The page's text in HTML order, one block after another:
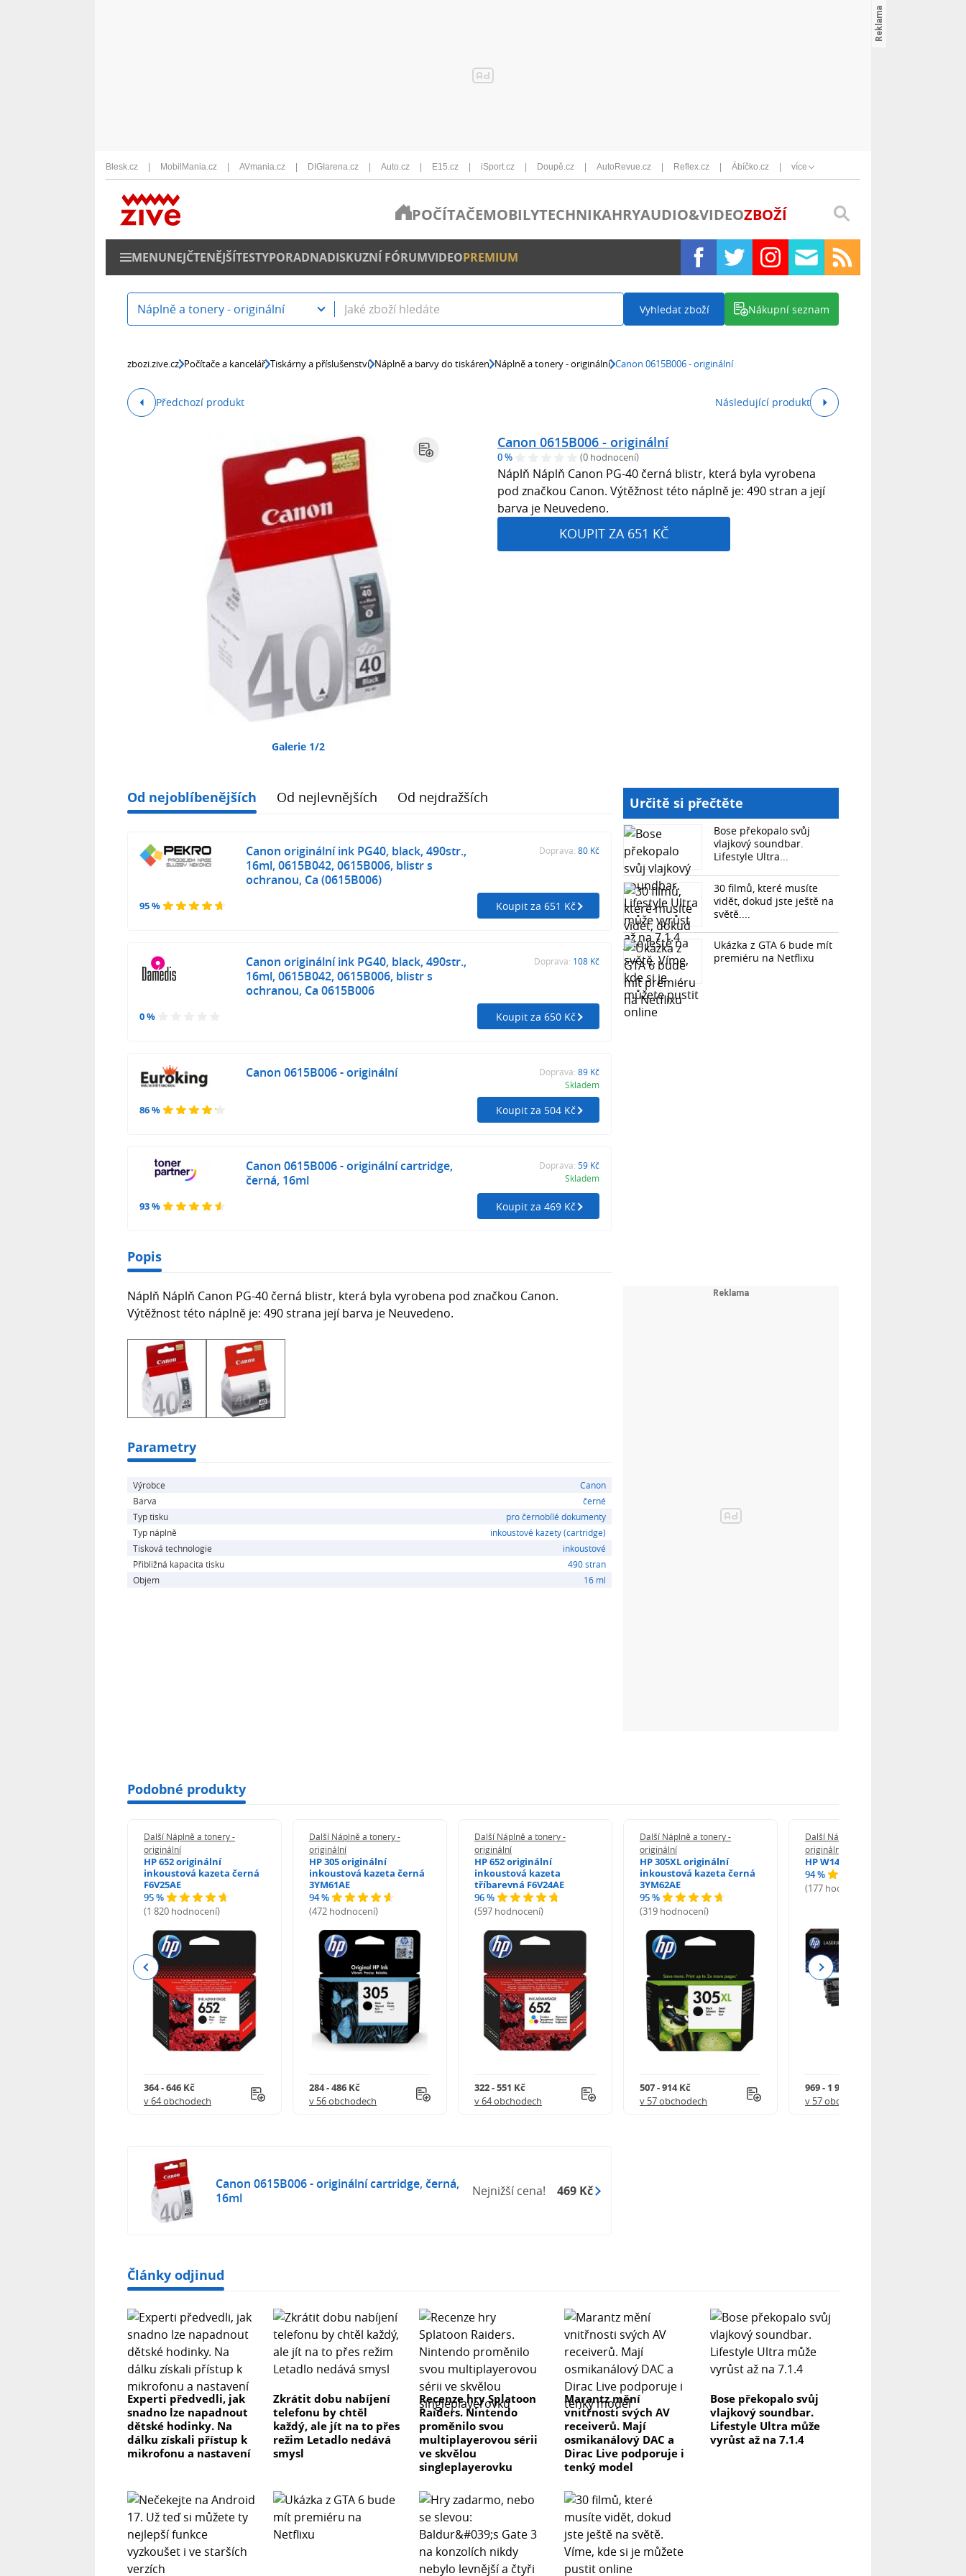
Blesk.cz MobilMania.cz AVmania.cz DIGIarena.cz Auto.cz E15.cz iSport.cz Doupě.cz AutoRevue.cz Reflex.cz Ábíčko.cz více
POČÍTAČEMOBILYTECHNIKAHRYAUDIO&VIDEOZBOŽÍ
MENUNEJČTENĚJŠÍTESTYPORADNADISKUZNÍ FÓRUMVIDEOPREMIUM
Náplně a tonery - originální Vyhledat zboží Nákupní seznam
zbozi.zive.cz Počítače a kancelář Tiskárny a příslušenství Náplně a barvy do tiskáren Náplně a tonery - originální Canon 0615B006 - originální
Předchozí produkt Následující produkt
Galerie 1/2
Canon 0615B006 - originální
0 % (0 hodnocení)
Náplň Náplň Canon PG-40 černá blistr, která byla vyrobena
pod značkou Canon. Výtěžnost této náplně je: 490 stran a její
barva je Neuvedeno.
KOUPIT ZA 651 KČ
Od nejoblíbenějších Od nejlevnějších Od nejdražších
95 %
Canon originální ink PG40, black, 490str.,
16ml, 0615B042, 0615B006, blistr s
ochranou, Ca (0615B006)
Doprava: 80 Kč
Koupit za 651 Kč
0 %
Canon originální ink PG40, black, 490str.,
16ml, 0615B042, 0615B006, blistr s
ochranou, Ca 0615B006
Doprava: 108 Kč
Koupit za 650 Kč
86 %
Canon 0615B006 - originální Doprava: 89 Kč
Skladem
Koupit za 504 Kč
93 %
Canon 0615B006 - originální cartridge,
černá, 16ml
Doprava: 59 Kč
Skladem
Koupit za 469 Kč
Popis
Náplň Náplň Canon PG-40 černá blistr, která byla vyrobena pod značkou Canon.
Výtěžnost této náplně je: 490 strana její barva je Neuvedeno.
Parametry
Výrobce
Canon
Barva
černé
Typ tisku
pro černobílé dokumenty
Typ náplně
inkoustové kazety (cartridge)
Tisková technologie
inkoustové
Přibližná kapacita tisku
490 stran
Objem
16 ml
Určitě si přečtěte
Bose překopalo svůj
vlajkový soundbar.
Lifestyle Ultra...
30 filmů, které musíte
vidět, dokud jste ještě na
světě....
Ukázka z GTA 6 bude mít
premiéru na Netflixu
Podobné produkty
Další Náplně a tonery -
originální
HP 652 originální
inkoustová kazeta černá
F6V25AE
95 %
(1 820 hodnocení)
364 - 646 Kč
v 64 obchodech
Další Náplně a tonery -
originální
HP 305 originální
inkoustová kazeta černá
3YM61AE
94 %
(472 hodnocení)
284 - 486 Kč
v 56 obchodech
Další Náplně a tonery -
originální
HP 652 originální
inkoustová kazeta
tříbarevná F6V24AE
96 %
(597 hodnocení)
322 - 551 Kč
v 64 obchodech
Další Náplně a tonery -
originální
HP 305XL originální
inkoustová kazeta černá
3YM62AE
95 %
(319 hodnocení)
507 - 914 Kč
v 57 obchodech
Další Náplně a tonery -
originální
HP W1420A - originální
94 %
(177 hodnocení)
969 - 1 918 Kč
v 57 obchodech
Previous Next
Canon 0615B006 - originální cartridge, černá,
16ml
Nejnižší cena! 469 Kč
Články odjinud
Experti předvedli, jak
snadno lze napadnout
dětské hodinky. Na
dálku získali přístup k
mikrofonu a nastavení
Zkrátit dobu nabíjení
telefonu by chtěl
každý, ale jít na to přes
režim Letadlo nedává
smysl
Recenze hry Splatoon
Raiders. Nintendo
proměnilo svou
multiplayerovou sérii
ve skvělou
singleplayerovku
Marantz mění
vnitřnosti svých AV
receiverů. Mají
osmikanálový DAC a
Dirac Live podporuje i
tenký model
Bose překopalo svůj
vlajkový soundbar.
Lifestyle Ultra může
vyrůst až na 7.1.4